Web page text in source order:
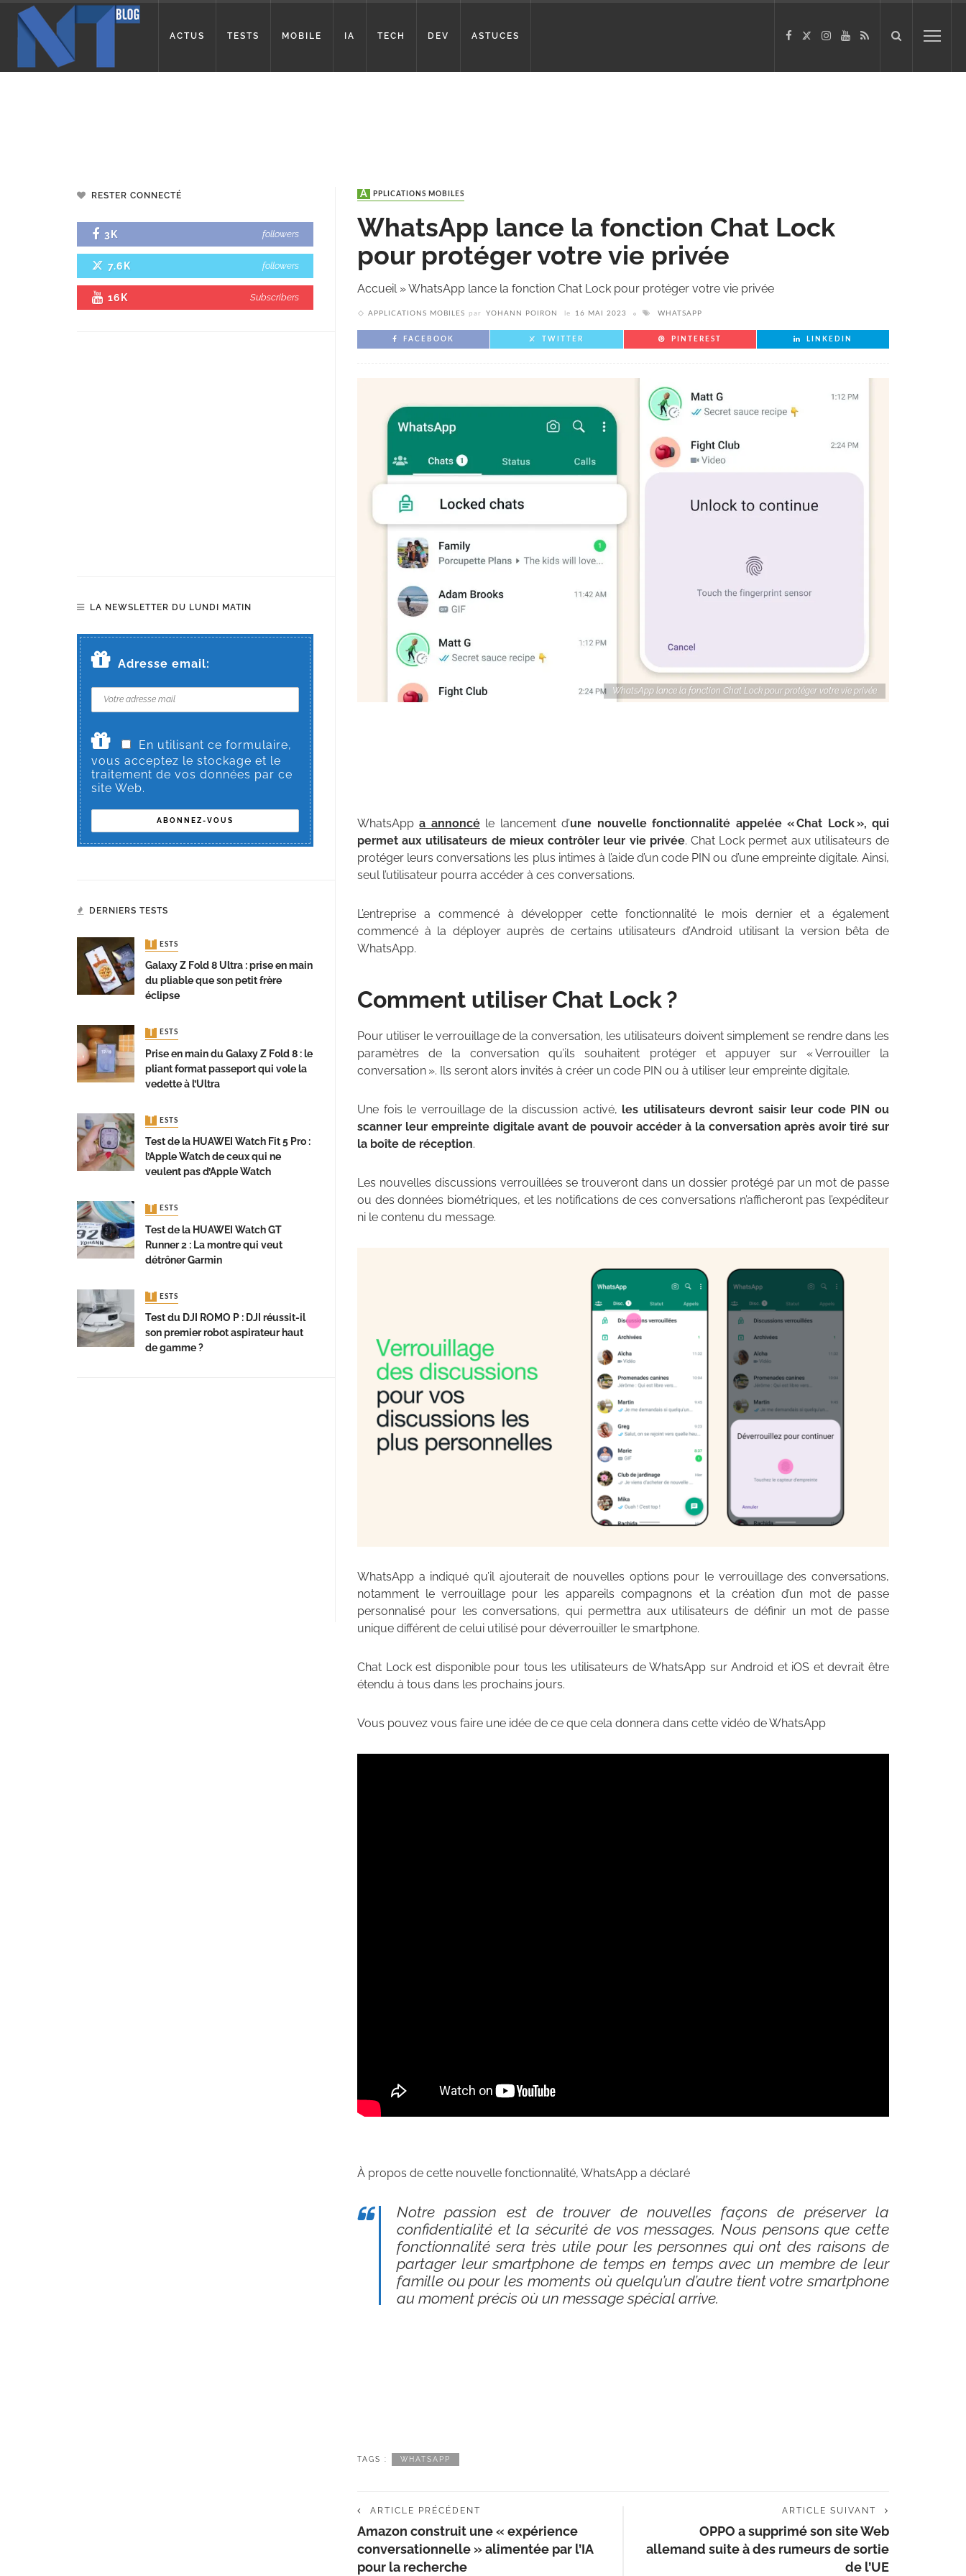
ACTUS TESTS MOBILE IA TECH DEV ASTUCES
APPLICATIONS MOBILES
WhatsApp lance la fonction Chat Lock
pour protéger votre vie privée
Accueil»WhatsApp lance la fonction Chat Lock pour protéger votre vie privée
APPLICATIONS MOBILES par YOHANN POIRON le 16 MAI 2023 WHATSAPP
FACEBOOK TWITTER PINTEREST LINKEDIN
WhatsApp lance la fonction Chat Lock pour protéger votre vie privée
WhatsAppa annoncéle lancement d’une nouvelle fonctionnalité appelée « Chat Lock », qui
permet aux utilisateurs de mieux contrôler leur vie privée. Chat Lock permet aux utilisateurs de
protéger leurs conversations les plus intimes à l’aide d’un code PIN ou d’une empreinte digitale. Ainsi,
seul l’utilisateur pourra accéder à ces conversations.
L’entreprise a commencé à développer cette fonctionnalité le mois dernier et a également
commencé à la déployer auprès de certains utilisateurs d’Android utilisant la version bêta de
WhatsApp.
Comment utiliser Chat Lock ?
Pour utiliser le verrouillage de la conversation, les utilisateurs doivent simplement se rendre dans les
paramètres de la conversation qu’ils souhaitent protéger et appuyer sur « Verrouiller la
conversation ». Ils seront alors invités à créer un code PIN ou à utiliser leur empreinte digitale.
Une fois le verrouillage de la discussion activé, les utilisateurs devront saisir leur code PIN ou
scanner leur empreinte digitale avant de pouvoir accéder à la conversation après avoir tiré sur
la boîte de réception.
Les nouvelles discussions verrouillées se trouveront dans un dossier protégé par un mot de passe
ou des données biométriques, et les notifications de ces conversations n’afficheront pas l’expéditeur
ni le contenu du message.
WhatsApp a indiqué qu’il ajouterait de nouvelles options pour le verrouillage des conversations,
notamment le verrouillage pour les appareils compagnons et la création d’un mot de passe
personnalisé pour les conversations, qui permettra aux utilisateurs de définir un mot de passe
unique différent de celui utilisé pour déverrouiller le smartphone.
Chat Lock est disponible pour tous les utilisateurs de WhatsApp sur Android et iOS et devrait être
étendu à tous dans les prochains jours.
Vous pouvez vous faire une idée de ce que cela donnera dans cette vidéo de WhatsApp
À propos de cette nouvelle fonctionnalité, WhatsApp a déclaré
Notre passion est de trouver de nouvelles façons de préserver la
confidentialité et la sécurité de vos messages. Nous pensons que cette
fonctionnalité sera très utile pour les personnes qui ont des raisons de
partager leur smartphone de temps en temps avec un membre de leur
famille ou pour les moments où quelqu’un d’autre tient votre smartphone
au moment précis où un message spécial arrive.
TAGS : WHATSAPP
ARTICLE PRÉCÉDENT
Amazon construit une « expérience
conversationnelle » alimentée par l’IA
pour la recherche
ARTICLE SUIVANT
OPPO a supprimé son site Web
allemand suite à des rumeurs de sortie
de l’UE
RESTER CONNECTÉ
3K followers
7.6K followers
16K Subscribers
LA NEWSLETTER DU LUNDI MATIN
Adresse email:
En utilisant ce formulaire,
vous acceptez le stockage et le
traitement de vos données par ce
site Web.
DERNIERS TESTS
TESTS
Galaxy Z Fold 8 Ultra : prise en main
du pliable que son petit frère
éclipse
TESTS
Prise en main du Galaxy Z Fold 8 : le
pliant format passeport qui vole la
vedette à l’Ultra
TESTS
Test de la HUAWEI Watch Fit 5 Pro :
l’Apple Watch de ceux qui ne
veulent pas d’Apple Watch
TESTS
Test de la HUAWEI Watch GT
Runner 2 : La montre qui veut
détrôner Garmin
TESTS
Test du DJI ROMO P : DJI réussit-il
son premier robot aspirateur haut
de gamme ?